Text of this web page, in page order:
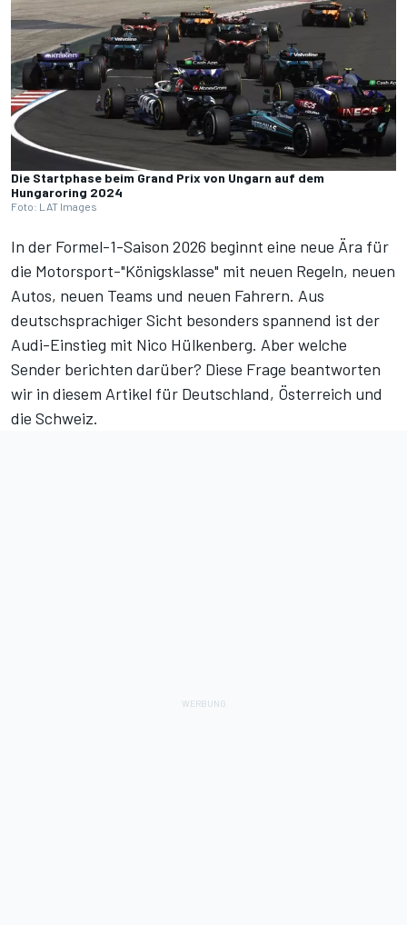
Die Startphase beim Grand Prix von Ungarn auf dem
Hungaroring 2024
Foto: LAT Images
In der Formel-1-Saison 2026 beginnt eine neue Ära für
die Motorsport-"Königsklasse" mit neuen Regeln, neuen
Autos, neuen Teams und neuen Fahrern. Aus
deutschsprachiger Sicht besonders spannend ist der
Audi-Einstieg mit Nico Hülkenberg. Aber welche
Sender berichten darüber? Diese Frage beantworten
wir in diesem Artikel für Deutschland, Österreich und
die Schweiz.